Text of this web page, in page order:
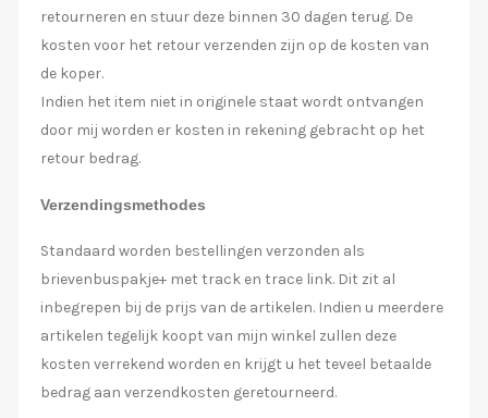
retourneren en stuur deze binnen 30 dagen terug. De
kosten voor het retour verzenden zijn op de kosten van
de koper.
Indien het item niet in originele staat wordt ontvangen
door mij worden er kosten in rekening gebracht op het
retour bedrag.
Verzendingsmethodes
Standaard worden bestellingen verzonden als
brievenbuspakje+ met track en trace link. Dit zit al
inbegrepen bij de prijs van de artikelen. Indien u meerdere
artikelen tegelijk koopt van mijn winkel zullen deze
kosten verrekend worden en krijgt u het teveel betaalde
bedrag aan verzendkosten geretourneerd.